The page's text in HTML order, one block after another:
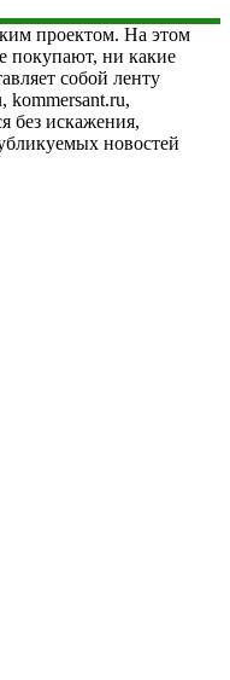
проектом. На этом
покупают, ни какие
собой ленту
kommersant.ru,
без искажения,
новостей